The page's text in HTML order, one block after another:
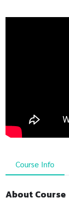
Course Info
About Course